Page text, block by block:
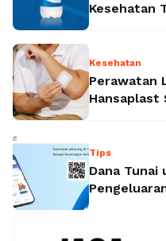
Kesehatan
Kesehatan
Perawatan
Hansaplast
Tips
Dana Tunai